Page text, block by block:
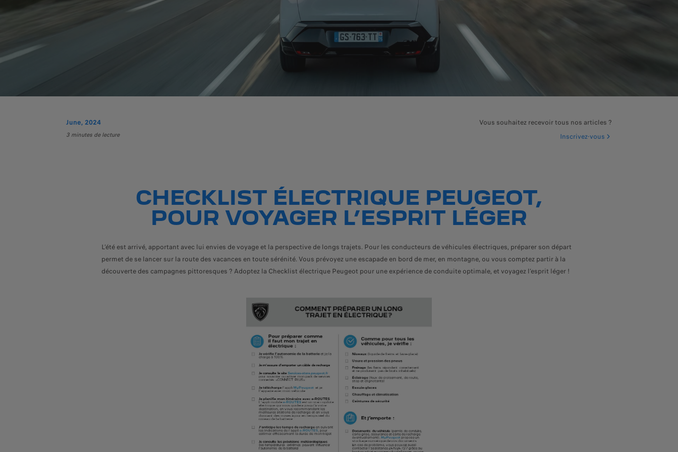
June, 2024
3 minutes de lecture
Vous souhaitez recevoir tous nos articles ?
Inscrivez-vous
CHECKLIST ÉLECTRIQUE PEUGEOT,
POUR VOYAGER L’ESPRIT LÉGER
L’été est arrivé, apportant avec lui envies de voyage et la perspective de longs trajets. Pour les conducteurs de véhicules électriques, préparer son départ
permet de se lancer sur la route des vacances en toute sérénité. Vous prévoyez une escapade en bord de mer, en montagne, ou vous comptez partir à la
découverte des campagnes pittoresques ? Adoptez la Checklist électrique Peugeot pour une expérience de conduite optimale, et voyagez l’esprit léger !